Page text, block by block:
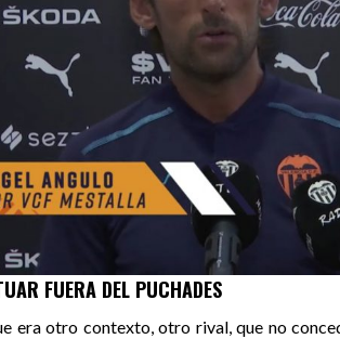
FUERA DEL PUCHADES
era otro contexto, otro rival, que no